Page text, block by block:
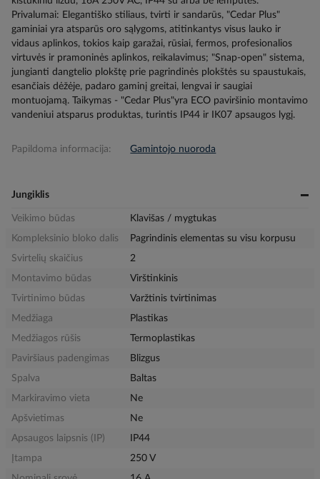
Privalumai: Elegantiško stiliaus, tvirti ir sandarūs, "Cedar Plus"
gaminiai yra atsparūs oro sąlygoms, atitinkantys visus lauko ir
vidaus aplinkos, tokios kaip garažai, rūsiai, fermos, profesionalios
virtuvės ir pramoninės aplinkos, reikalavimus; "Snap-open" sistema,
jungianti dangtelio plokštę prie pagrindinės plokštės su spaustukais,
esančiais dėžėje, padaro gaminį greitai, lengvai ir saugiai
montuojamą. Taikymas - "Cedar Plus"yra ECO paviršinio montavimo
vandeniui atsparus produktas, turintis IP44 ir IK07 apsaugos lygį.
Papildoma informacija: Gamintojo nuoroda
Jungiklis
Veikimo būdas
Klavišas / mygtukas
Kompleksinio bloko dalis
Pagrindinis elementas su visu korpusu
Svirtelių skaičius
2
Montavimo būdas
Virštinkinis
Tvirtinimo būdas
Varžtinis tvirtinimas
Medžiaga
Plastikas
Medžiagos rūšis
Termoplastikas
Paviršiaus padengimas
Blizgus
Spalva
Baltas
Markiravimo vieta
Ne
Apšvietimas
Ne
Apsaugos laipsnis (IP)
IP44
Įtampa
250 V